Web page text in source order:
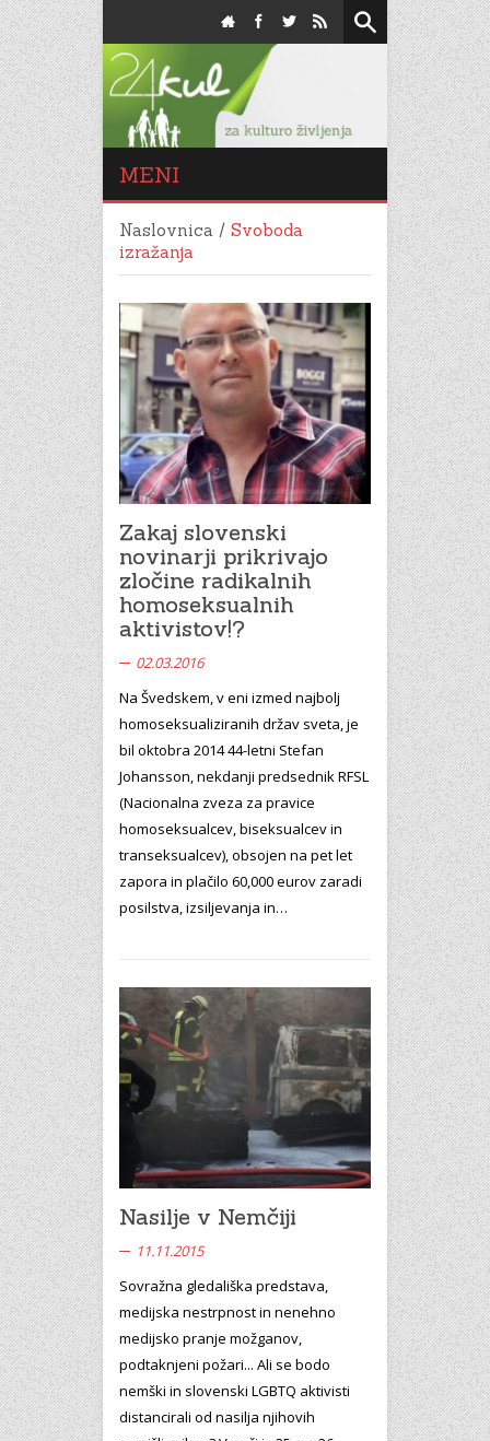
MENI
Naslovnica / Svoboda
izražanja
Zakaj slovenski
novinarji prikrivajo
zločine radikalnih
homoseksualnih
aktivistov!?
02.03.2016
Na Švedskem, v eni izmed najbolj
homoseksualiziranih držav sveta, je
bil oktobra 2014 44-letni Stefan
Johansson, nekdanji predsednik RFSL
(Nacionalna zveza za pravice
homoseksualcev, biseksualcev in
transeksualcev), obsojen na pet let
zapora in plačilo 60,000 eurov zaradi
posilstva, izsiljevanja in…
Nasilje v Nemčiji
11.11.2015
Sovražna gledališka predstava,
medijska nestrpnost in nenehno
medijsko pranje možganov,
podtaknjeni požari... Ali se bodo
nemški in slovenski LGBTQ aktivisti
distancirali od nasilja njihovih